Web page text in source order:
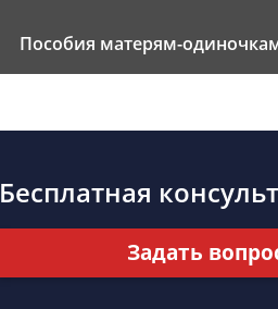
Пособия матерям-
Бесплатная
Задать